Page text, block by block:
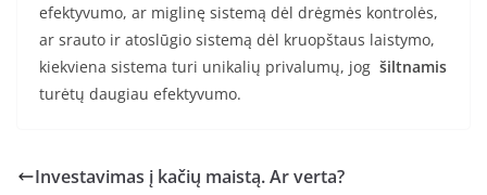
efektyvumo, ar miglinę sistemą dėl drėgmės kontrolės,
ar srauto ir atoslūgio sistemą dėl kruopštaus laistymo,
kiekviena sistema turi unikalių privalumų, jog šiltnamis
turėtų daugiau efektyvumo.
Investavimas į kačių maistą. Ar verta?